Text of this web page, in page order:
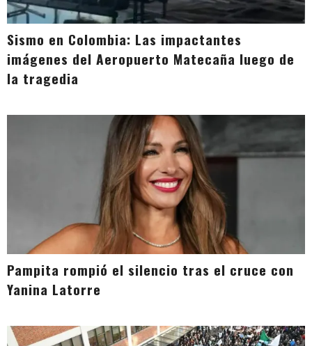
Sismo en Colombia: Las impactantes
imágenes del Aeropuerto Matecaña luego de
la tragedia
Pampita rompió el silencio tras el cruce con
Yanina Latorre